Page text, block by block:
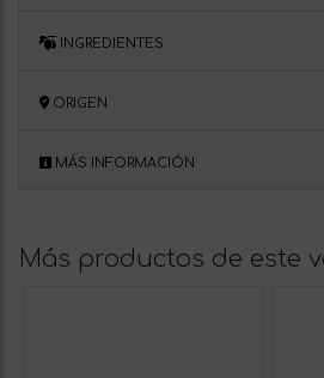
INGREDIENTES
ORIGEN
MÁS INFORMACIÓN
Más productos de este